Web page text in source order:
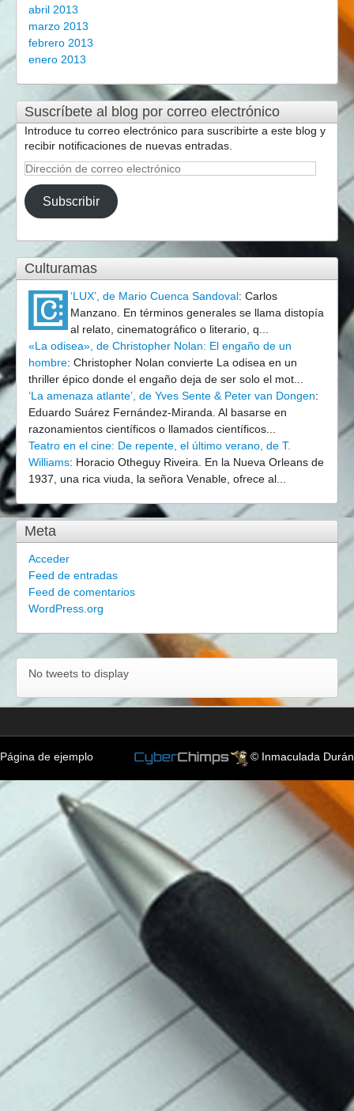
abril 2013
marzo 2013
febrero 2013
enero 2013
Suscríbete al blog por correo electrónico
Introduce tu correo electrónico para suscribirte a este blog y
recibir notificaciones de nuevas entradas.
Dirección
correo
electrónico
Subscribir
Culturamas
‘LUX’, de Mario Cuenca Sandoval: Carlos
Manzano. En términos generales se llama distopía
al relato, cinematográfico o literario, q...
«La odisea», de Christopher Nolan: El engaño de un
hombre: Christopher Nolan convierte La odisea en un
thriller épico donde el engaño deja de ser solo el mot...
‘La amenaza atlante’, de Yves Sente & Peter van Dongen:
Eduardo Suárez Fernández-Miranda. Al basarse en
razonamientos científicos o llamados científicos...
Teatro en el cine: De repente, el último verano, de T.
Williams: Horacio Otheguy Riveira. En la Nueva Orleans de
1937, una rica viuda, la señora Venable, ofrece al...
Meta
Acceder
Feed de entradas
Feed de comentarios
WordPress.org
No tweets to display
Página de ejemplo © Inmaculada Durán